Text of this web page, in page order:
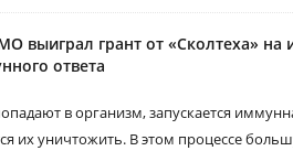
выиграл грант от «Сколтеха» на
ответа
в организм, запускается
их уничтожить. В этом процессе